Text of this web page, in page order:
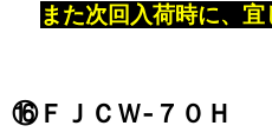
また次回入荷時に、
⑯ＦＪＣＷ‐７０Ｈ